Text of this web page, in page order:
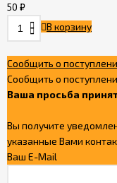
50 ₽
В корзину
Сообщить о
Сообщить о
Ваша просьба
Вы получите
указанные Вами
Ваш E-Mail